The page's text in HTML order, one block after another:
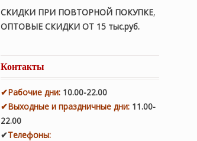
СКИДКИ ПРИ ПОВТОРНОЙ ПОКУПКЕ,
ОПТОВЫЕ СКИДКИ ОТ 15 тыс.руб.
Контакты
✔Рабочие дни: 10.00-22.00
✔Выходные и праздничные дни:11.00-
22.00
✔Телефоны: